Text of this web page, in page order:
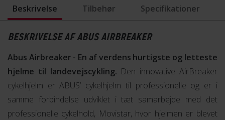
Beskrivelse Tilbehør Specifikationer
BESKRIVELSE AF ABUS AIRBREAKER
Abus Airbreaker - En af verdens hurtigste og letteste
hjelme til landevejscykling. Den innovative AirBreaker
cykelhjelm er ABUS’ cykelhjelm til professionelle og er i
samme forbindelse udviklet i tæt samarbejde med det
professionelle cykelhold, Movistar, hvor hjelmen er blevet